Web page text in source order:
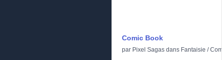
Comic Book
par Pixel Sagas dans Fantaisie /